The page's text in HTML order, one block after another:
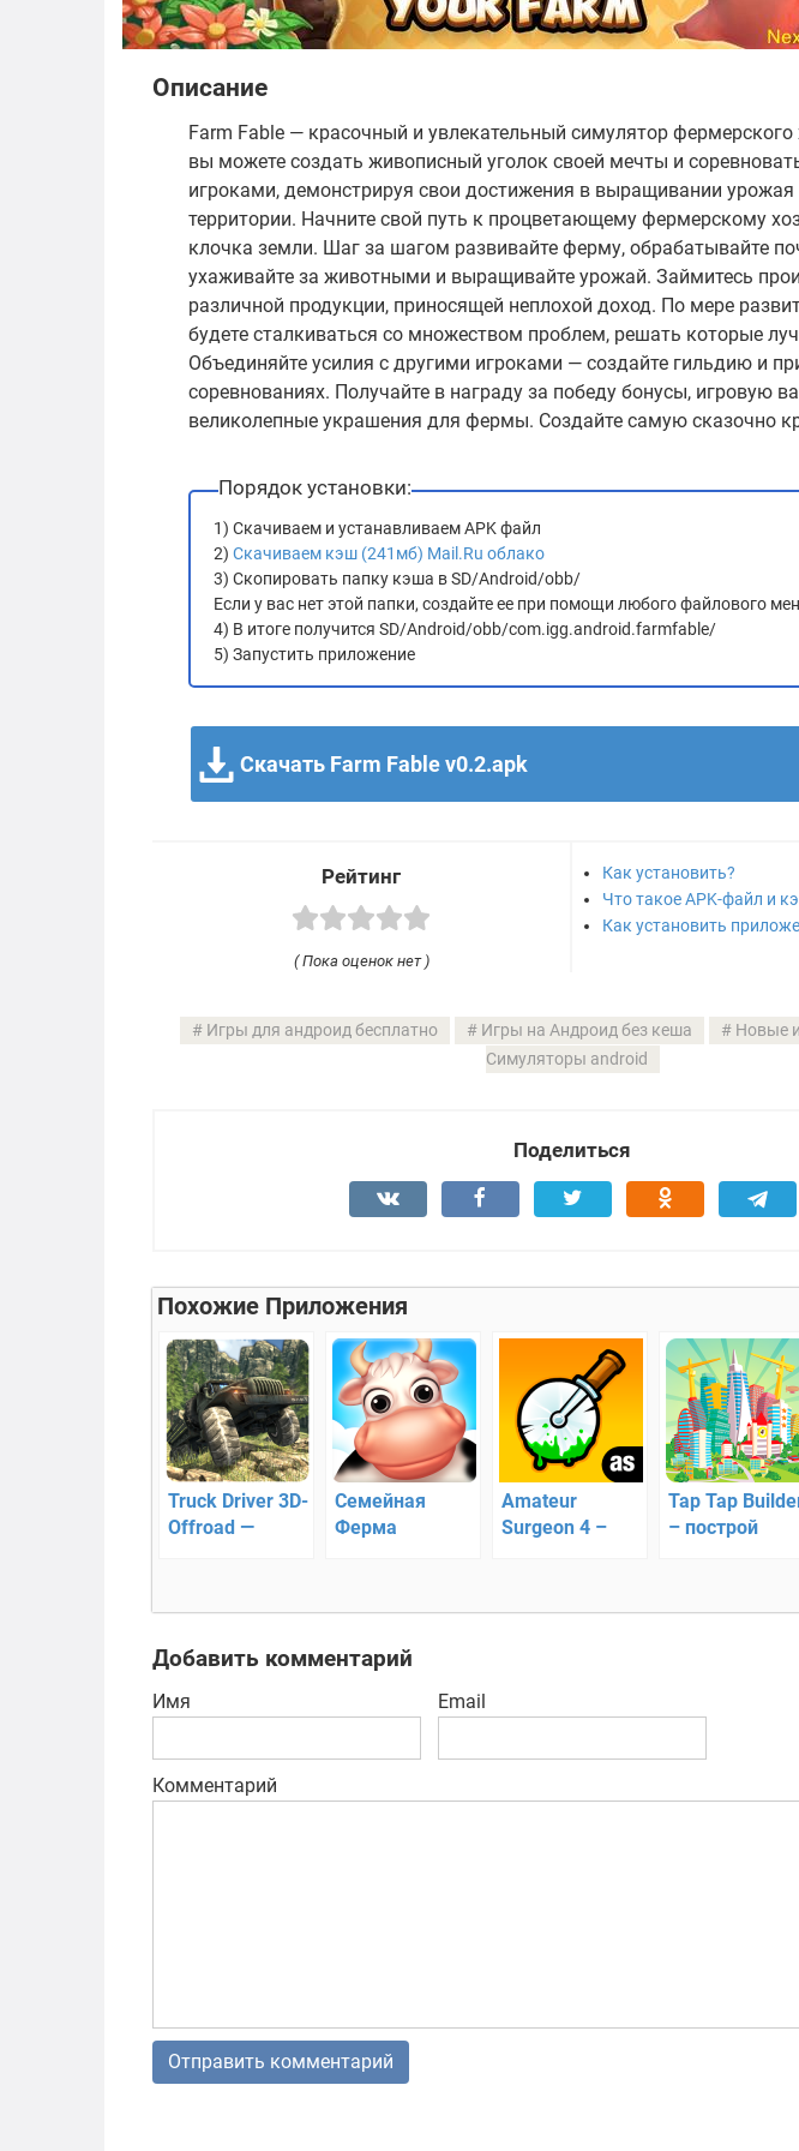
Описание
Farm Fable — красочный и увлекательный симулятор фермерского
вы можете создать живописный уголок своей мечты и
игроками, демонстрируя свои достижения в выращивании
территории. Начните свой путь к процветающему фермерскому
клочка земли. Шаг за шагом развивайте ферму, обрабатывайте
ухаживайте за животными и выращивайте урожай. Займитесь
различной продукции, приносящей неплохой доход. По мере
будете сталкиваться со множеством проблем, решать которые
Объединяйте усилия с другими игроками — создайте гильдию и
соревнованиях. Получайте в награду за победу бонусы, игровую
великолепные украшения для фермы. Создайте самую сказочно
Порядок установки:
1) Скачиваем и устанавливаем APK файл
2) Скачиваем кэш (241мб) Mail.Ru облако
3) Скопировать папку кэша в SD/Android/obb/
Если у вас нет этой папки, создайте ее при помощи любого файлового
4) В итоге получится SD/Android/obb/com.igg.android.farmfable/
5) Запустить приложение
Скачать Farm Fable v0.2.apk
Рейтинг
( Пока оценок нет )
Как установить?
Что такое APK-файл и
Как установить
Игры для андроид бесплатно Игры на Андроид без кеша
Новые
Симуляторы android
Поделиться
Похожие Приложения
Truck Driver 3D-
Offroad —
Семейная
Ферма
Amateur
Surgeon 4 –
Tap Tap
– построй
Добавить комментарий
Имя Email
Комментарий